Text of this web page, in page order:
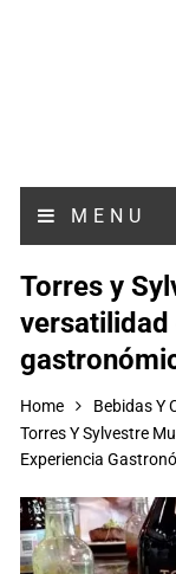
MENU
Torres y
versatilidad
Home
Bebidas Y
Torres Y Sylvestre
Experiencia